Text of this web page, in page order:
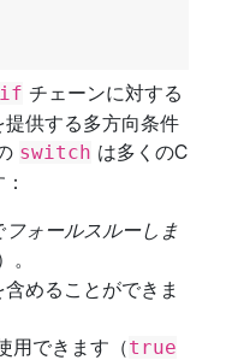
if チェーンに対する
供する多方向条件
switch は多くのC
フォールスルーしま
。
めることができま
用できます（true